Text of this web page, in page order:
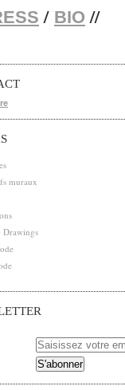
/ BIO //
muraux
Drawings